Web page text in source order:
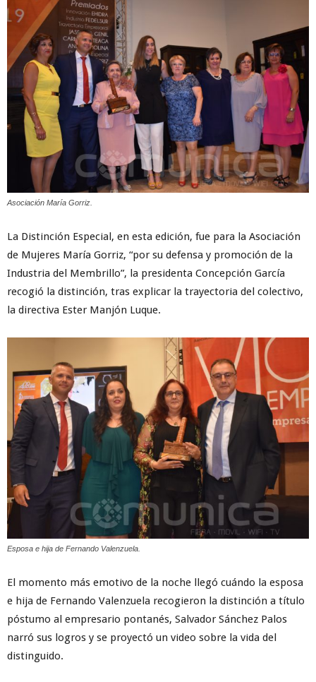
Asociación María Gorriz.
La Distinción Especial, en esta edición, fue para la Asociación
de Mujeres María Gorriz, “por su defensa y promoción de la
Industria del Membrillo”, la presidenta Concepción García
recogió la distinción, tras explicar la trayectoria del colectivo,
la directiva Ester Manjón Luque.
Esposa e hija de Fernando Valenzuela.
El momento más emotivo de la noche llegó cuándo la esposa
e hija de Fernando Valenzuela recogieron la distinción a título
póstumo al empresario pontanés, Salvador Sánchez Palos
narró sus logros y se proyectó un video sobre la vida del
distinguido.